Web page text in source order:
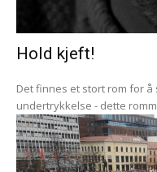
Hold kjeft!
Det finnes et stort rom for
undertrykkelse - dette